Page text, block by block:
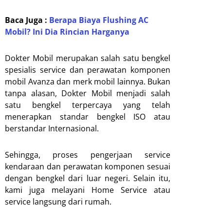
Baca Juga : Berapa Biaya Flushing AC
Mobil? Ini Dia Rincian Harganya
Dokter Mobil merupakan salah satu bengkel
spesialis service dan perawatan komponen
mobil Avanza dan merk mobil lainnya. Bukan
tanpa alasan, Dokter Mobil menjadi salah
satu bengkel terpercaya yang telah
menerapkan standar bengkel ISO atau
berstandar Internasional.
Sehingga, proses pengerjaan service
kendaraan dan perawatan komponen sesuai
dengan bengkel dari luar negeri. Selain itu,
kami juga melayani Home Service atau
service langsung dari rumah.